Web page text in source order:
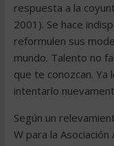
respuesta a la
2001). Se hace
reformulen sus
mundo. Talento no
que te conozcan. Ya
intentarlo
Según un
W para la